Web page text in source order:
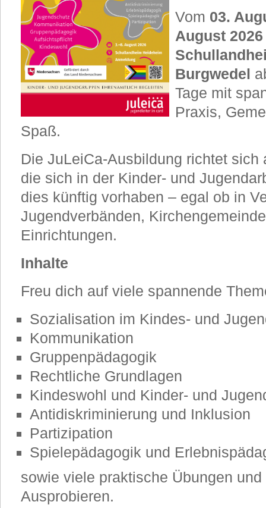
Vom 03.
August
Burgwedel
Tage mit
Praxis,
Spaß.
Die JuLeiCa-Ausbildung richtet sich
die sich in der Kinder- und
dies künftig vorhaben – egal ob in
Jugendverbänden,
Einrichtungen.
Inhalte
Freu dich auf viele spannende
Sozialisation im Kindes- und
Kommunikation
Gruppenpädagogik
Rechtliche Grundlagen
Kindeswohl und Kinder- und
Antidiskriminierung und Inklusion
Partizipation
Spielepädagogik und
sowie viele praktische Übungen
Ausprobieren.